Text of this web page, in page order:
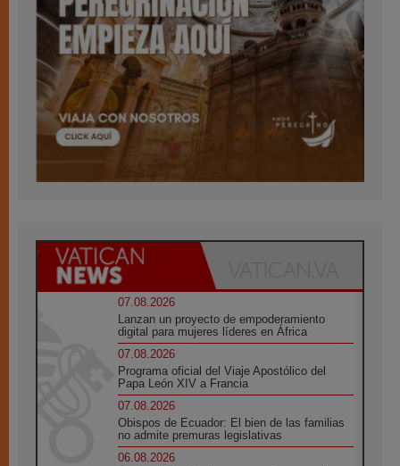
07.08.2026
Lanzan un proyecto de empoderamiento
digital para mujeres líderes en África
07.08.2026
Programa oficial del Viaje Apostólico del
Papa León XIV a Francia
07.08.2026
Obispos de Ecuador: El bien de las familias
no admite premuras legislativas
06.08.2026